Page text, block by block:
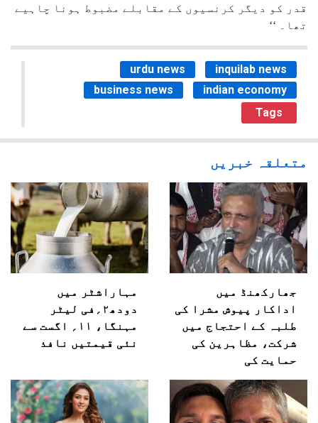
قدر کو دیگر کرنسیوں کے مقابلے مضبوط ہونا چاہیے
تھا۔ ‘‘
urdu news
inquilab news
business news
indian economy
Tags
متعلقہ خبریں
جھارکھنڈ میں
اداکار پیوش مشرا کی
طلبہ کے احتجاج میں
شرکت، مظاہرین کی
حمایت کی
مہاراشٹر میں
دودھ۲؍فی لیٹر
مہنگا، ۱۱؍ اگست سے
نئی قیمتیں نافذ